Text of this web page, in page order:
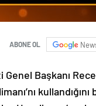
Havalimanı’nın